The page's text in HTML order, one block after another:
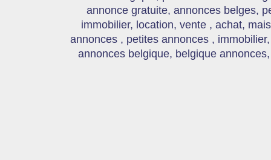
annonce gratuite, annonces belges,
immobilier, location, vente , achat,
annonces , petites annonces ,
annonces belgique, belgique